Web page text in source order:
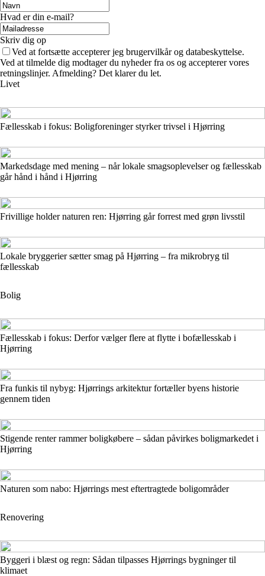
Hvad er din e-mail?
Skriv dig op
Ved at fortsætte accepterer jeg brugervilkår og databeskyttelse.
Ved at tilmelde dig modtager du nyheder fra os og accepterer vores
retningslinjer. Afmelding? Det klarer du let.
Livet
Fællesskab i fokus: Boligforeninger styrker trivsel i Hjørring
Markedsdage med mening – når lokale smagsoplevelser og fællesskab
går hånd i hånd i Hjørring
Frivillige holder naturen ren: Hjørring går forrest med grøn livsstil
Lokale bryggerier sætter smag på Hjørring – fra mikrobryg til
fællesskab
Bolig
Fællesskab i fokus: Derfor vælger flere at flytte i bofællesskab i
Hjørring
Fra funkis til nybyg: Hjørrings arkitektur fortæller byens historie
gennem tiden
Stigende renter rammer boligkøbere – sådan påvirkes boligmarkedet i
Hjørring
Naturen som nabo: Hjørrings mest eftertragtede boligområder
Renovering
Byggeri i blæst og regn: Sådan tilpasses Hjørrings bygninger til
klimaet